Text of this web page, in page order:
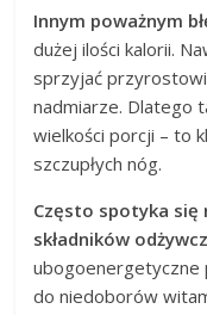
Innym poważnym
dużej ilości kalorii.
sprzyjać przyrostowi
nadmiarze. Dlatego
wielkości porcji – to
szczupłych nóg.
Często spotyka się
składników
ubogoenergetyczne
do niedoborów